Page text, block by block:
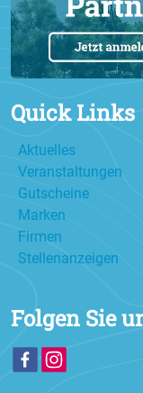
Quick Links
Aktuelles
Veranstaltungen
Gutscheine
Marken
Firmen
Stellenanzeigen
Folgen Sie